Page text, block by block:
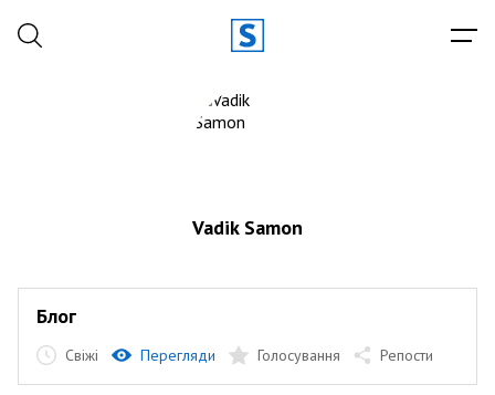
Vadik Samon
Блог
Свіжі Перегляди Голосування Репости